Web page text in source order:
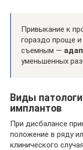
Привыкание к
гораздо проще
съемным —
уменьшенных
Виды
имплантов
При дисбалансе
положение в ряду
клинического